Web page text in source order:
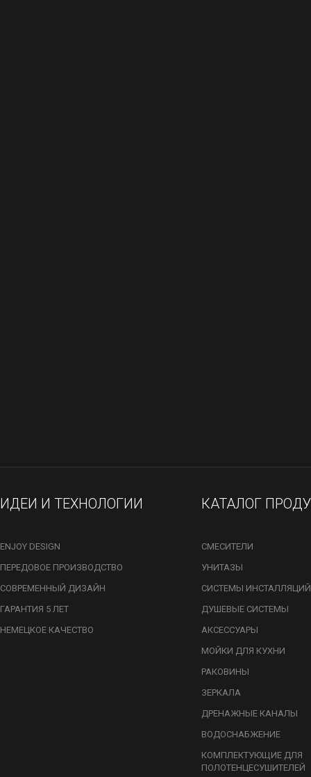
ИДЕИ И ТЕХНОЛОГИИ
ENJOY DESIGN
ПЕРЕДОВОЕ ПРОИЗВОДСТВО
СОВРЕМЕННЫЙ ДИЗАЙН
ГАРАНТИЯ 5 ЛЕТ
НЕМЕЦКОЕ КАЧЕСТВО
КАТАЛОГ
СМЕСИТЕЛИ
УНИТАЗЫ
СИСТЕМЫ ИНСТАЛЛЯЦИЙ
ДУШЕВЫЕ СИСТЕМЫ
АКСЕССУАРЫ
МОЙКИ ДЛЯ КУХНИ
РАКОВИНЫ
ЗЕРКАЛА
ДРЕНАЖНЫЕ КАНАЛЫ
ВОДОСНАБЖЕНИЕ
КОМПЛЕКТУЮЩИЕ ДЛЯ
ПОЛОТЕНЦЕСУШИТЕЛЕЙ